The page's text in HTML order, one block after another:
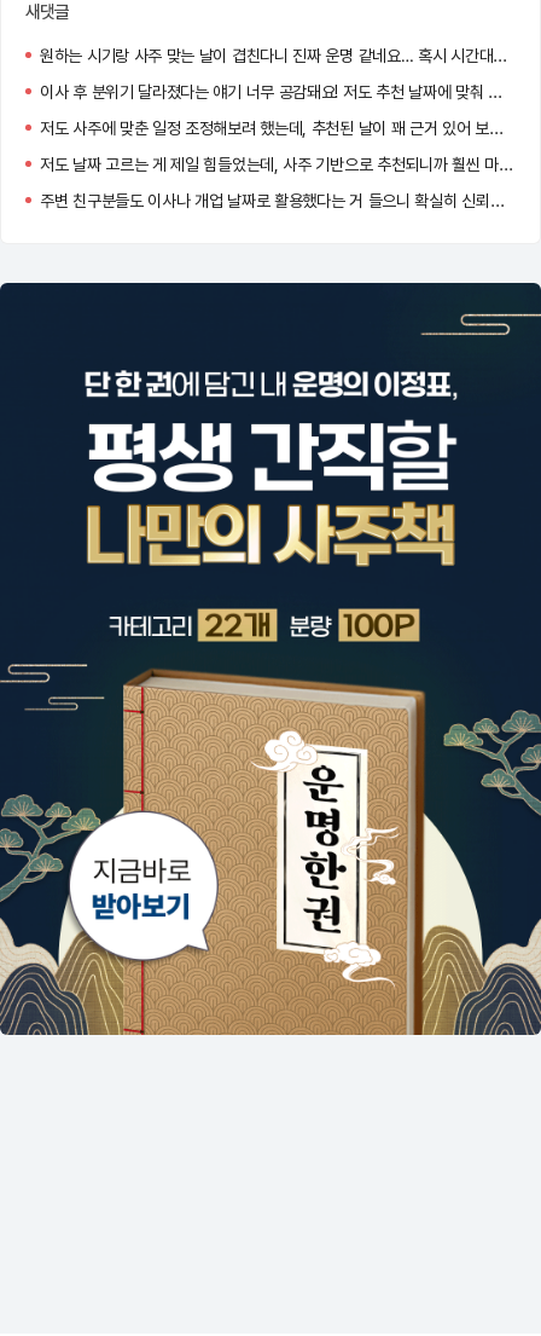
새댓글
원하는 시기랑 사주 맞는 날이 겹친다니 진짜 운명 같네요… 혹시 시간대도 같이 추천되던가요?
이사 후 분위기 달라졌다는 얘기 너무 공감돼요! 저도 추천 날짜에 맞춰 이사했는데 신기하게 일이 잘 풀리더라고요.
저도 사주에 맞춘 일정 조정해보려 했는데, 추천된 날이 꽤 근거 있어 보여서 고민 중이에요. 도움 많이 될 것 같아요!
저도 날짜 고르는 게 제일 힘들었는데, 사주 기반으로 추천되니까 훨씬 마음이 놓이더라고요!
주변 친구분들도 이사나 개업 날짜로 활용했다는 거 들으니 확실히 신뢰감 생기네요.